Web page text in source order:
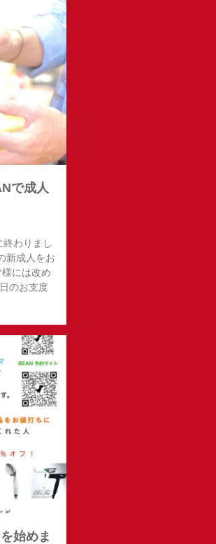
で成人
わりまし
新成人をお
には改め
のお支度
始めま